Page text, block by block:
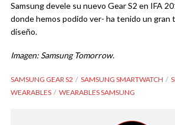
Samsung devele su nuevo Gear S2 en IFA
donde hemos podido ver- ha tenido un gran
diseño.
Imagen: Samsung Tomorrow.
SAMSUNG GEAR S2 SAMSUNG SMARTWATCH
WEARABLES
WEARABLES SAMSUNG